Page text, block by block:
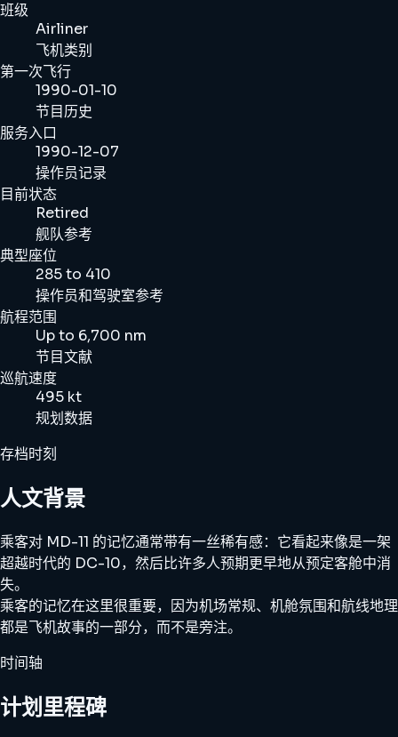
班级
Airliner
飞机类别
第一次飞行
1990-01-10
节目历史
服务入口
1990-12-07
操作员记录
目前状态
Retired
舰队参考
典型座位
285 to 410
操作员和驾驶室参考
航程范围
Up to 6,700 nm
节目文献
巡航速度
495 kt
规划数据
存档时刻
人文背景
乘客对 MD-11 的记忆通常带有一丝稀有感：它看起来像是一架
超越时代的 DC-10，然后比许多人预期更早地从预定客舱中消
失。
乘客的记忆在这里很重要，因为机场常规、机舱氛围和航线地理
都是飞机故事的一部分，而不是旁注。
时间轴
计划里程碑